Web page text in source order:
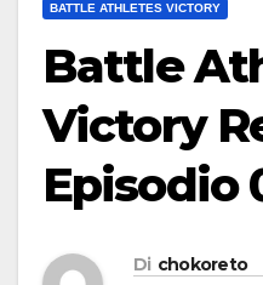
BATTLE ATHLETES VICTORY
Battle
Victory
Episodio
Di chokoreto